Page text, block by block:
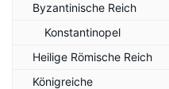
Byzantinische Reich
Konstantinopel
Heilige Römische Reich
Königreiche